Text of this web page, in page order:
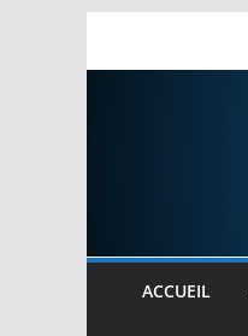
ACCUEIL